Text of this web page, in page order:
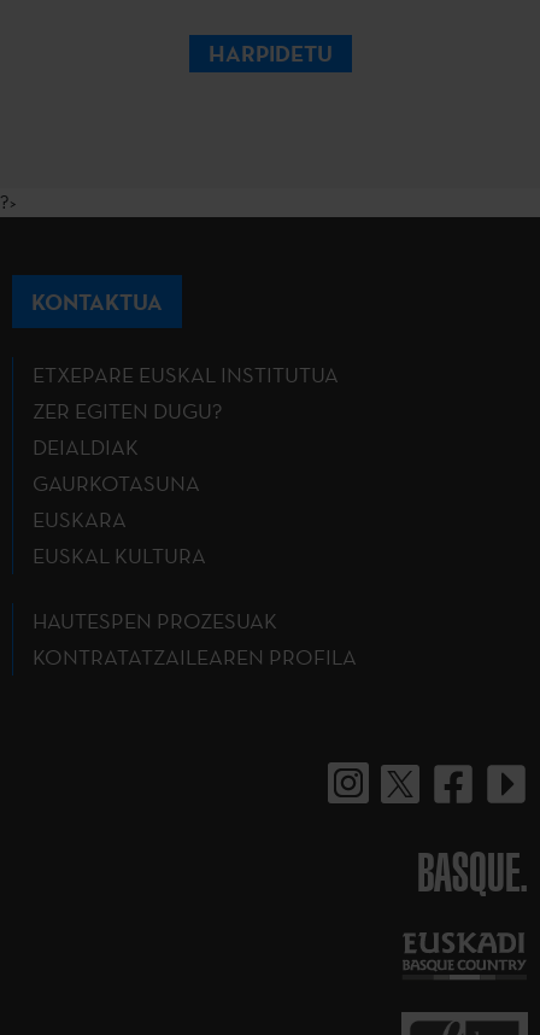
HARPIDETU
?>
KONTAKTUA
ETXEPARE EUSKAL INSTITUTUA
ZER EGITEN DUGU?
DEIALDIAK
GAURKOTASUNA
EUSKARA
EUSKAL KULTURA
HAUTESPEN PROZESUAK
KONTRATATZAILEAREN PROFILA
BASQUE.